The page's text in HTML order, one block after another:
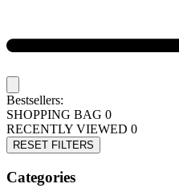
Bestsellers:
SHOPPING BAG 0
RECENTLY VIEWED 0
RESET FILTERS
Categories